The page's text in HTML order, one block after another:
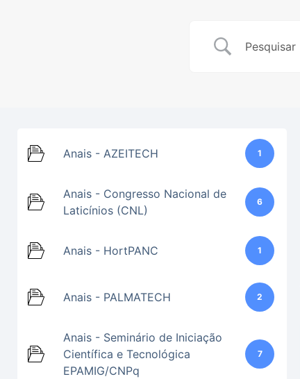
Anais - AZEITECH 1
Anais - Congresso Nacional de
Laticínios (CNL)
6
Anais - HortPANC 1
Anais - PALMATECH 2
Anais - Seminário de Iniciação
Científica e Tecnológica
EPAMIG/CNPq
7